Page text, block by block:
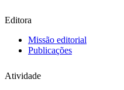
Editora
Missão editorial
Publicações
Atividade